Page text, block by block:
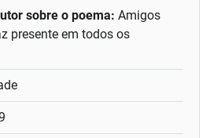
sobre o poema:Amigos
presente em todos os